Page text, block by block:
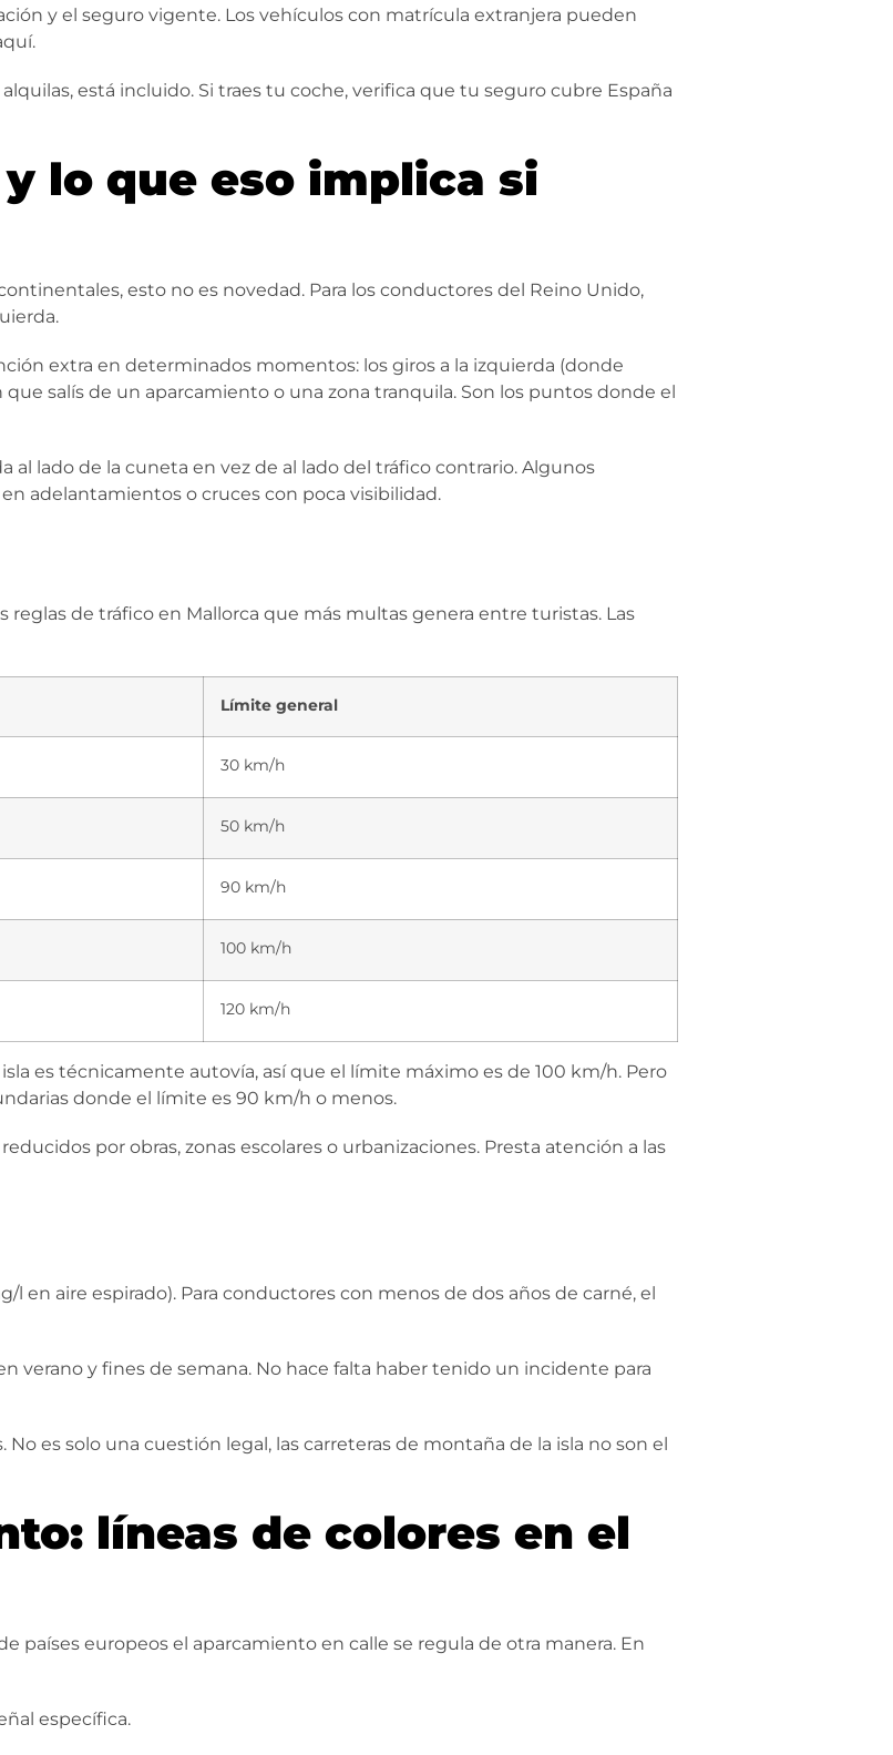
y el seguro vigente. Los vehículos con matrícula extranjera pueden
está incluido. Si traes tu coche, verifica que tu seguro cubre España
lo que eso implica si
esto no es novedad. Para los conductores del Reino Unido,
extra en determinados momentos: los giros a la izquierda (donde
salís de un aparcamiento o una zona tranquila. Son los puntos donde el
lado de la cuneta en vez de al lado del tráfico contrario. Algunos
adelantamientos o cruces con poca visibilidad.
reglas de tráfico en Mallorca que más multas genera entre turistas. Las
Límite general
30 km/h
50 km/h
90 km/h
100 km/h
120 km/h
es técnicamente autovía, así que el límite máximo es de 100 km/h. Pero
donde el límite es 90 km/h o menos.
por obras, zonas escolares o urbanizaciones. Presta atención a las
l en aire espirado). Para conductores con menos de dos años de carné, el
verano y fines de semana. No hace falta haber tenido un incidente para
es solo una cuestión legal, las carreteras de montaña de la isla no son el
líneas de colores en el
europeos el aparcamiento en calle se regula de otra manera. En
específica.